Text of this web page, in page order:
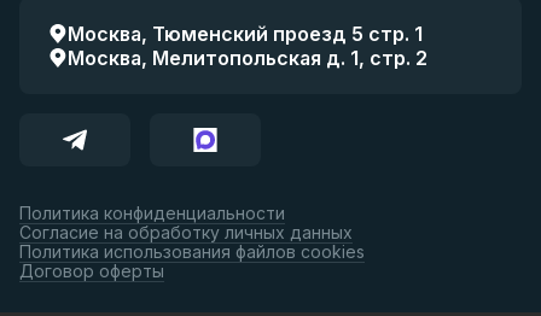
Москва, Тюменский проезд 5 стр. 1
Москва, Мелитопольская д. 1, стр. 2
Политика конфиденциальности
Согласие на обработку личных данных
Политика использования файлов cookies
Договор оферты